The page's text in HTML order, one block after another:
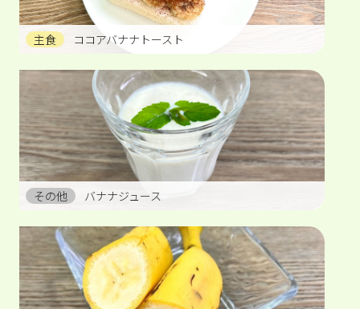
主食 ココアバナナトースト
その他 バナナジュース